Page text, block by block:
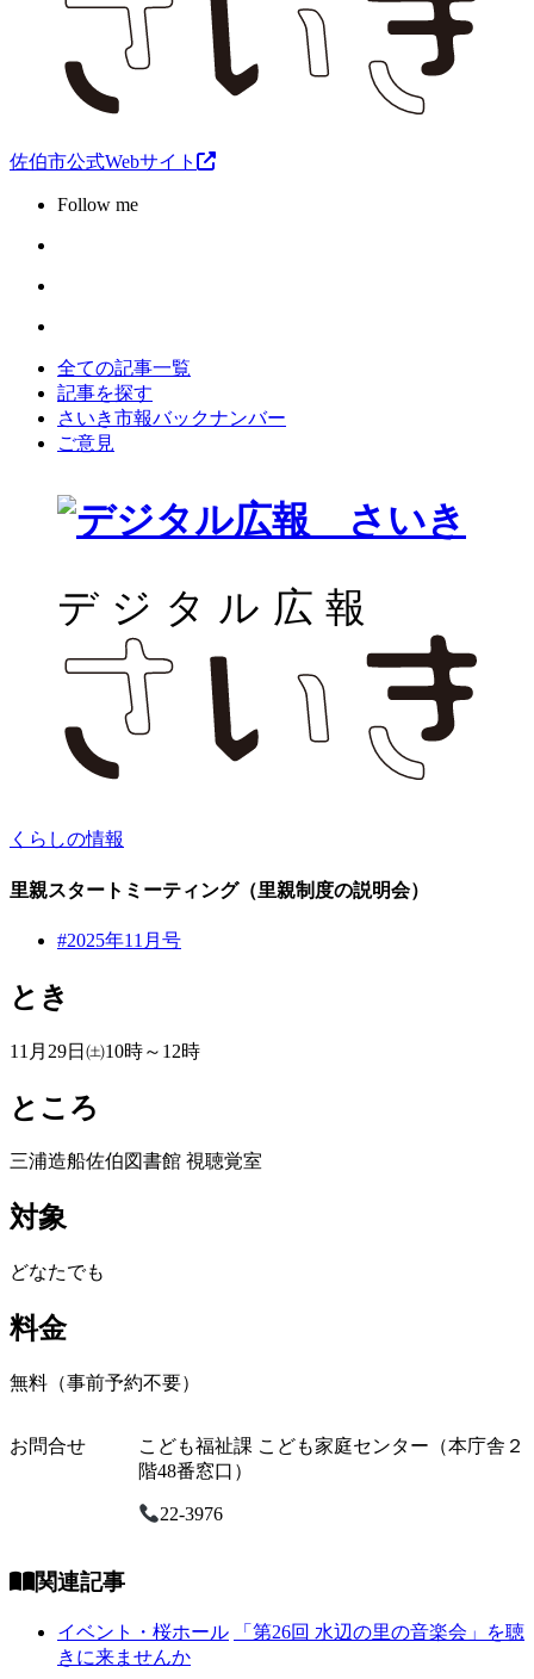
佐伯市公式Webサイト
Follow me
全ての記事一覧
記事を探す
さいき市報バックナンバー
ご意見
くらしの情報
里親スタートミーティング（里親制度の説明会）
#2025年11月号
とき
11月29日㈯10時～12時
ところ
三浦造船佐伯図書館 視聴覚室
対象
どなたでも
料金
無料（事前予約不要）
お問合せ
こども福祉課 こども家庭センター（本庁舎２
階48番窓口）
22-3976
関連記事
イベント・桜ホール
「第26回 水辺の里の音楽会」を聴
きに来ませんか